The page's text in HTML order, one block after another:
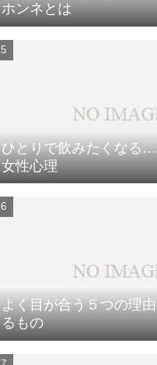
ホンネとは
ひとりで飲みたくなる
女性心理
よく目が合う５つの理
るもの